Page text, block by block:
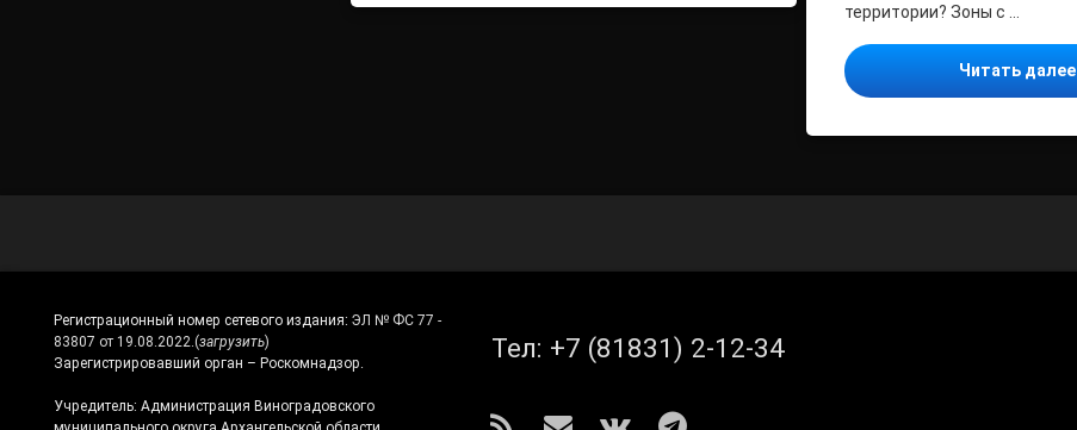
территории? Зоны с …
Читать далее
Регистрационный номер сетевого издания: ЭЛ № ФС 77 -
83807 от 19.08.2022. (загрузить)
Зарегистрировавший орган – Роскомнадзор.
Учредитель: Администрация Виноградовского
Тел: +7 (81831) 2-12-34